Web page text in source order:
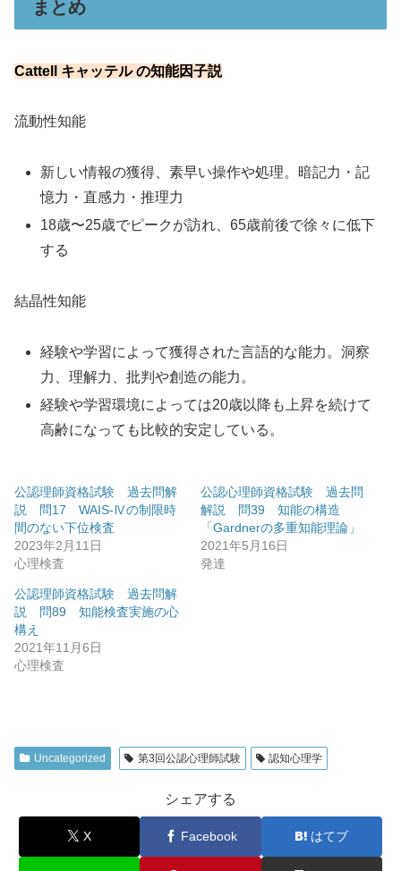
まとめ
Cattell キャッテル の知能因子説
流動性知能
新しい情報の獲得、素早い操作や処理。暗記力・記
憶力・直感力・推理力
18歳〜25歳でピークが訪れ、65歳前後で徐々に低下
する
結晶性知能
経験や学習によって獲得された言語的な能力。洞察
力、理解力、批判や創造の能力。
経験や学習環境によっては20歳以降も上昇を続けて
高齢になっても比較的安定している。
公認理師資格試験 過去問解
説 問17 WAIS-Ⅳの制限時
間のない下位検査
2023年2月11日
心理検査
公認心理師資格試験 過去問
解説 問39 知能の構造
「Gardnerの多重知能理論」
2021年5月16日
発達
公認理師資格試験 過去問解
説 問89 知能検査実施の心
構え
2021年11月6日
心理検査
Uncategorized 第3回公認心理師試験 認知心理学
シェアする
X Facebook はてブ